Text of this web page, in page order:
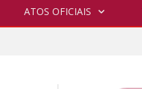
ATOS OFICIAIS